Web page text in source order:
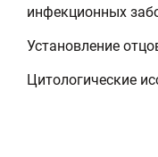
инфекционных
Установление
Цитологические